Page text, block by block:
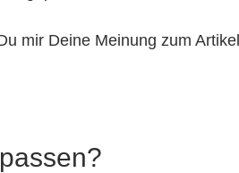
mir Deine Meinung zum